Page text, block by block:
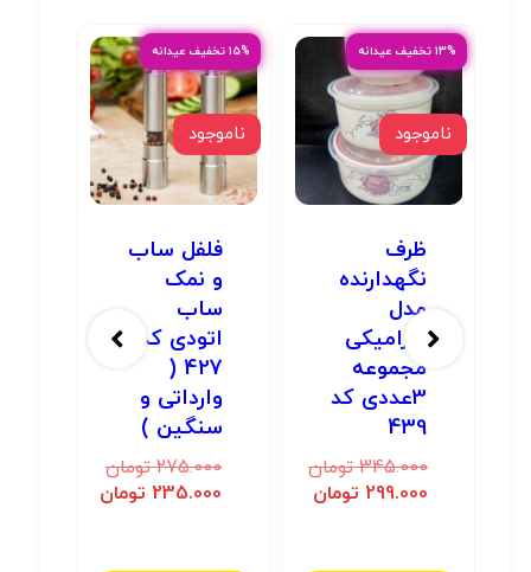
۱۳% تخفیف عیدانه
ناموجود
ظرف
نگهدارنده
مدل
سرامیکی
مجموعه
3عددی کد
439
345.000 تومان
299.000 تومان
۱۵% تخفیف عیدانه
ناموجود
فلفل ساب
و نمک
ساب
اتودی کد
427 (
وارداتی و
سنگین )
275.000 تومان
235.000 تومان